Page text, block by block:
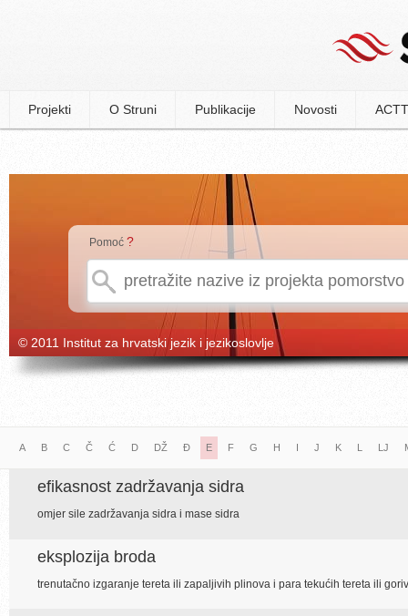
Projekti O Struni Publikacije Novosti
Pomoć ?
© 2011 Institut za hrvatski jezik i jezikoslovlje
A B C Č Ć D DŽ Đ E F G H I J K L LJ
efikasnost zadržavanja sidra
omjer sile zadržavanja sidra i mase sidra
eksplozija broda
trenutačno izgaranje tereta ili zapaljivih plinova i para tekućih tereta ili